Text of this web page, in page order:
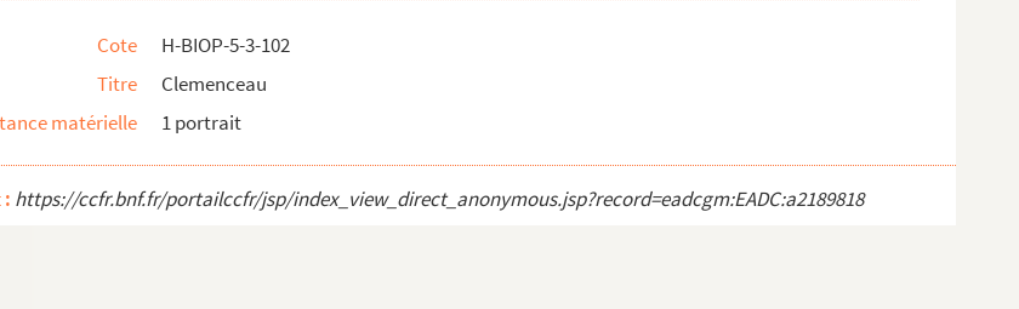
Cote
H-BIOP-5-3-102
Titre
Clemenceau
matérielle
1 portrait
https://ccfr.bnf.fr/portailccfr/jsp/index_view_direct_anonymous.jsp?record=eadcgm:EADC:a2189818